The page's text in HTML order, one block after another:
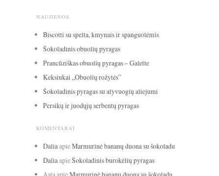
NAUJIENOS
Biscotti su spelta, kmynais ir spanguolėmis
Šokoladinis obuolių pyragas
Prancūziškas obuolių pyragas – Galette
Keksiukai „Obuolių rožytės”
Šokoladinis pyragas su alyvuogių aliejumi
Persikų ir juodųjų serbentų pyragas
KOMENTARAI
Dalia apieMarmurinė bananų duona su šokoladu
Dalia apieŠokoladinis burokėlių pyragas
Asta apieMarmurinė bananų duona su šokoladu